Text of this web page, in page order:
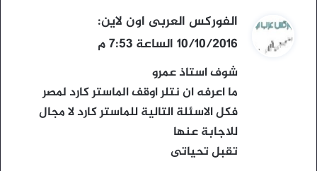
ي
ق
و
ل
الفوركس العربى اون لاين:
10/10/2016 الساعة 7:53 م
شوف استاذ عمرو
ما اعرفه ان نتلر اوقف الماستر كارد لمصر
فكل الاسئلة التالية للماستر كارد لا مجال
للاجابة عنها
تقبل تحياتى